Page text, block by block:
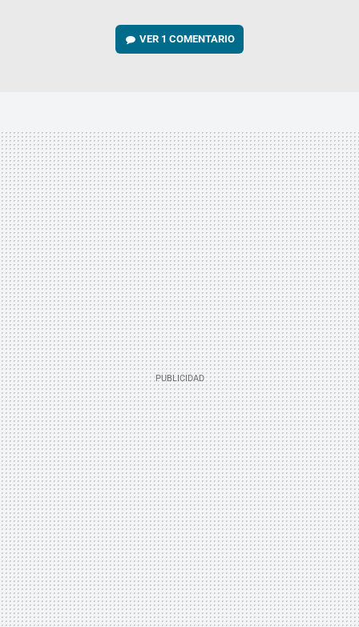
VER 1 COMENTARIO